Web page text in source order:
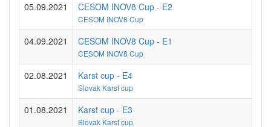
05.09.2021 CESOM INOV8 Cup - E2
CESOM INOV8 Cup
04.09.2021 CESOM INOV8 Cup - E1
CESOM INOV8 Cup
02.08.2021 Karst cup - E4
Slovak Karst cup
01.08.2021 Karst cup - E3
Slovak Karst cup